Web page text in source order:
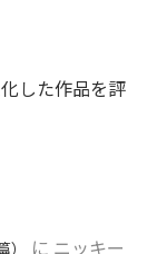
した作品を評
に ニッキー